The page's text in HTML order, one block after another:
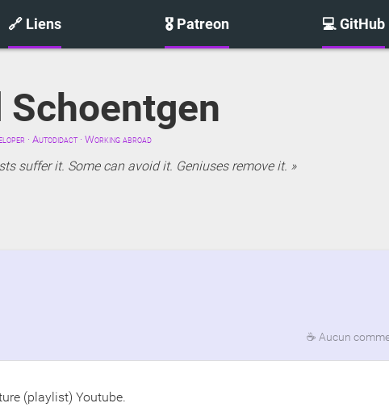
🔗 Liens 🎖️ Patreon 💻 GitHub
Schoentgen
· Autodidact · Working abroad
suffer it. Some can avoid it. Geniuses remove it.
☕Aucun
(playlist) Youtube.